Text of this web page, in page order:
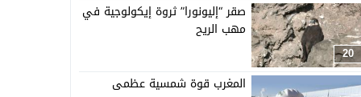
20
صقر “إليونورا” ثروة إيكولوجية في
مهب الريح
المغرب قوة شمسية عظمى